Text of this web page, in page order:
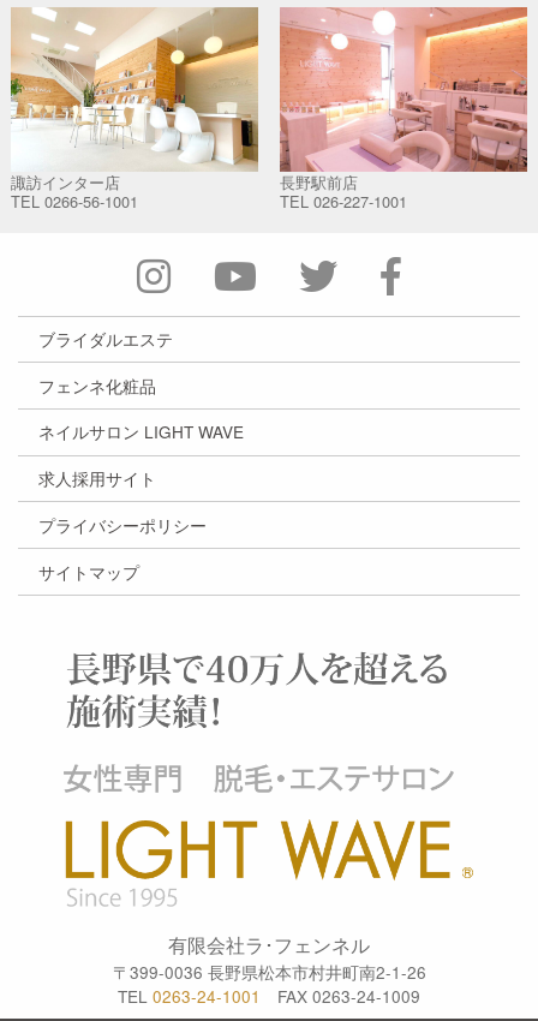
諏訪インター店
TEL 0266-56-1001
長野駅前店
TEL 026-227-1001
有限会社ラ･フェンネル
〒399-0036 長野県松本市村井町南2-1-26
TEL 0263-24-1001 FAX 0263-24-1009
ブライダルエステ
フェンネ化粧品
ネイルサロン LIGHT WAVE
求人採用サイト
プライバシーポリシー
サイトマップ